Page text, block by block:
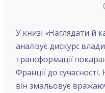
У книзі «Наглядати й
аналізує дискурс
трансформації
Франції до
він змальовує